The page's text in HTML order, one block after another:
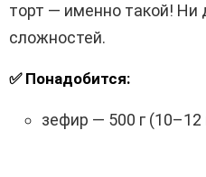
торт — именно такой! Ни
сложностей.
✅ Понадобится:
зефир — 500 г (10–12